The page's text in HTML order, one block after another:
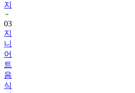
03
지
니
어
트
음
식
리
뷰